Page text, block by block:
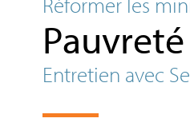
Entretien avec